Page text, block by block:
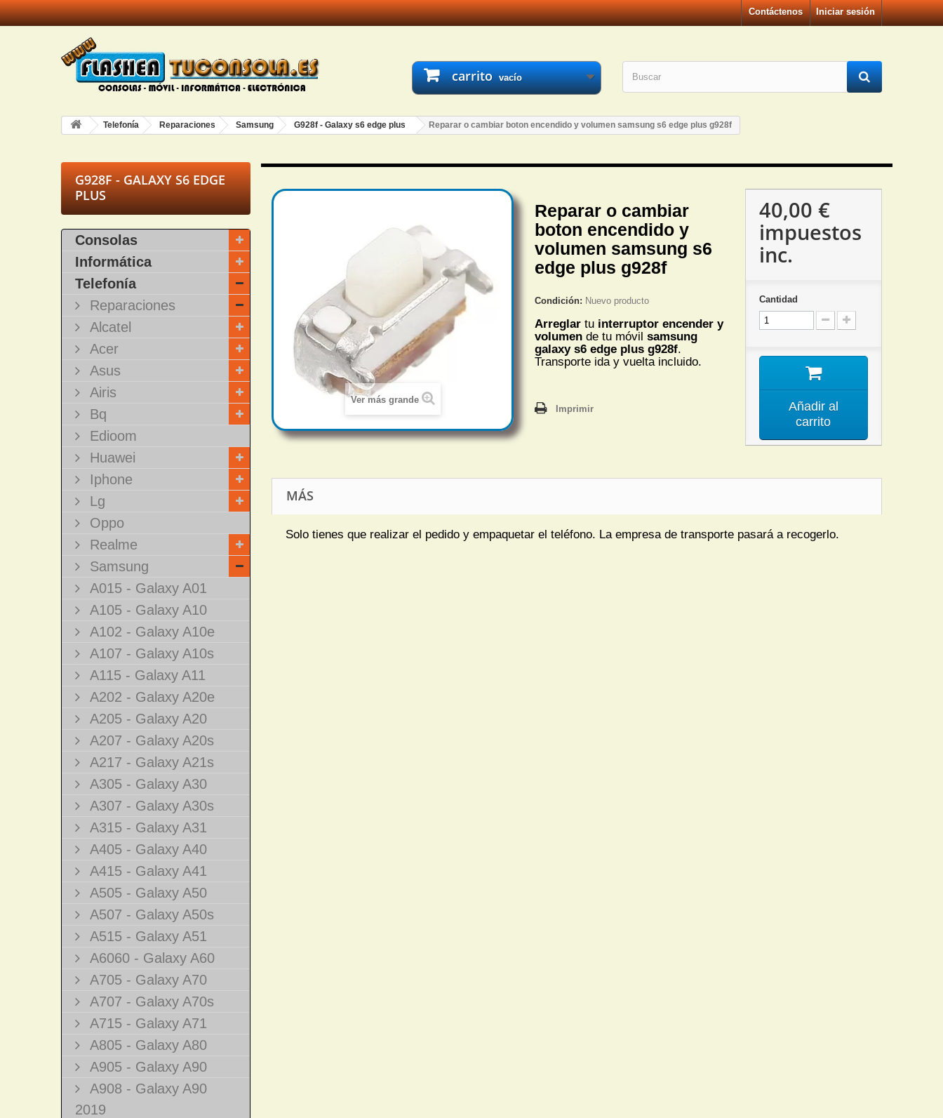
Iniciar sesión
Contáctenos
carrito vacío
Telefonía Reparaciones Samsung G928f - Galaxy s6 edge plus Reparar o cambiar boton encendido y volumen samsung s6 edge plus g928f
G928F - GALAXY S6 EDGE
PLUS
Consolas
Informática
Telefonía
Reparaciones
Alcatel
Acer
Asus
Airis
Bq
Edioom
Huawei
Iphone
Lg
Oppo
Realme
Samsung
A015 - Galaxy A01
A105 - Galaxy A10
A102 - Galaxy A10e
A107 - Galaxy A10s
A115 - Galaxy A11
A202 - Galaxy A20e
A205 - Galaxy A20
A207 - Galaxy A20s
A217 - Galaxy A21s
A305 - Galaxy A30
A307 - Galaxy A30s
A315 - Galaxy A31
A405 - Galaxy A40
A415 - Galaxy A41
A505 - Galaxy A50
A507 - Galaxy A50s
A515 - Galaxy A51
A6060 - Galaxy A60
A705 - Galaxy A70
A707 - Galaxy A70s
A715 - Galaxy A71
A805 - Galaxy A80
A905 - Galaxy A90
A908 - Galaxy A90
2019
Ver más grande
Reparar o cambiar
boton encendido y
volumen samsung s6
edge plus g928f
Condición: Nuevo producto
Arreglar tu interruptor encender y
volumen de tu móvil samsung
galaxy s6 edge plus g928f.
Transporte ida y vuelta incluido.
Imprimir
40,00 €
impuestos
inc.
Cantidad
Añadir al
carrito
MÁS
Solo tienes que realizar el pedido y empaquetar el teléfono. La empresa de transporte pasará a recogerlo.